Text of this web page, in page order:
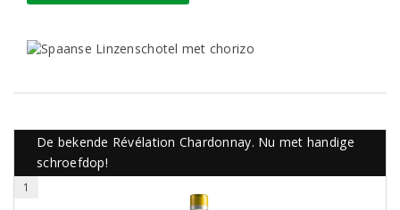
De bekende Révélation Chardonnay. Nu met handige
schroefdop!
1